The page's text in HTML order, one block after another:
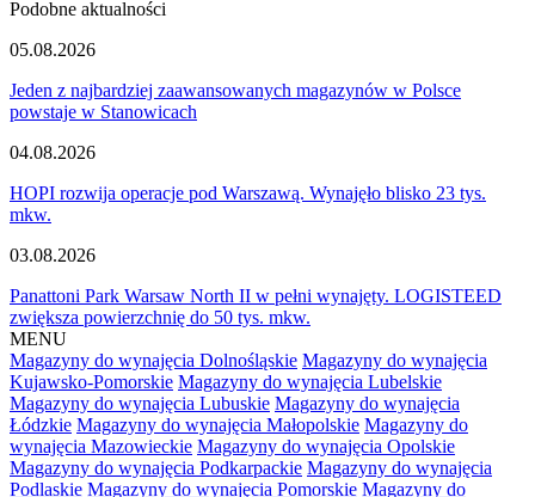
Podobne aktualności
05.08.2026
Jeden z najbardziej zaawansowanych magazynów w Polsce
powstaje w Stanowicach
04.08.2026
HOPI rozwija operacje pod Warszawą. Wynajęło blisko 23 tys.
mkw.
03.08.2026
Panattoni Park Warsaw North II w pełni wynajęty. LOGISTEED
zwiększa powierzchnię do 50 tys. mkw.
MENU
Magazyny do wynajęcia Dolnośląskie Magazyny do wynajęcia
Kujawsko-Pomorskie Magazyny do wynajęcia Lubelskie
Magazyny do wynajęcia Lubuskie Magazyny do wynajęcia
Łódzkie Magazyny do wynajęcia Małopolskie Magazyny do
wynajęcia Mazowieckie Magazyny do wynajęcia Opolskie
Magazyny do wynajęcia Podkarpackie Magazyny do wynajęcia
Podlaskie Magazyny do wynajęcia Pomorskie Magazyny do